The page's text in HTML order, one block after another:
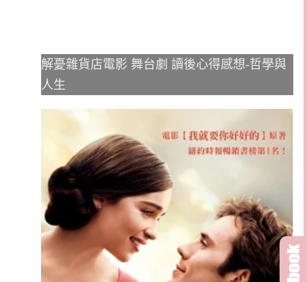
解憂雜貨店電影 舞台劇 讀後心得感想-哲學與
人生